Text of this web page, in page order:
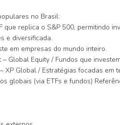
no Brasil:
que replica o S&P 500, permitindo
e diversificada.
em empresas do mundo inteiro.
Global Equity / Fundos que
XP Global / Estratégias focadas em
globais (via ETFs e fundos)